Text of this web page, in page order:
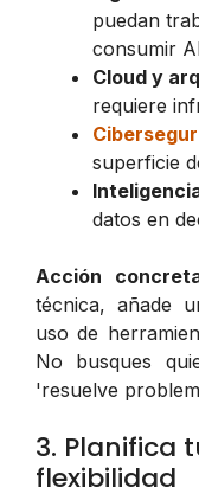
puedan
consumir
Cloud y
requiere
superficie
datos en
Acción
técnica, añade
uso de
No busques
'resuelve
3. Planifica
flexibilidad